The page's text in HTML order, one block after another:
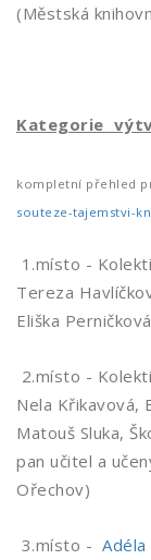
(Městská
Kategorie
kompletní přehled
souteze-tajemstvi-
1.místo -
Tereza
Eliška
2.místo -
Nela Křikavová,
Matouš Sluka,
pan učitel a
Ořechov)
3.místo - Adéla